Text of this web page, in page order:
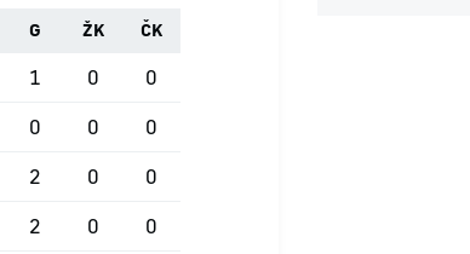
G ŽK ČK
1 0 0
0 0 0
2 0 0
2 0 0